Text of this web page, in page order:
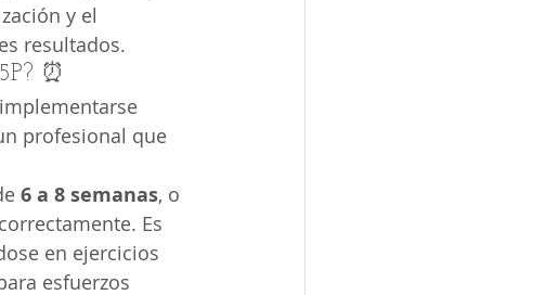
y el
resultados.
⏰
profesional que
6 a 8 semanas, o
Es
en ejercicios
esfuerzos